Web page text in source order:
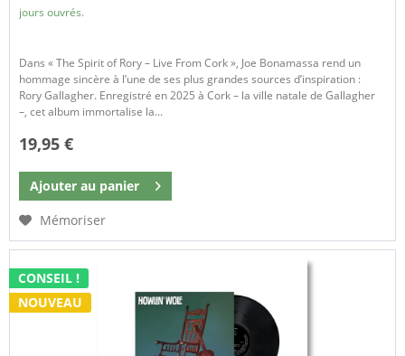
jours ouvrés.
Dans « The Spirit of Rory – Live From Cork », Joe Bonamassa rend un
hommage sincère à l’une de ses plus grandes sources d’inspiration :
Rory Gallagher. Enregistré en 2025 à Cork – la ville natale de Gallagher
–, cet album immortalise la...
19,95 €
Ajouter au panier
Mémoriser
CONSEIL !
NOUVEAU